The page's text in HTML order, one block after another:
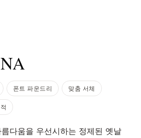
폰트 파운드리 맞춤 서체
다움을 우선시하는 정제된 옛날